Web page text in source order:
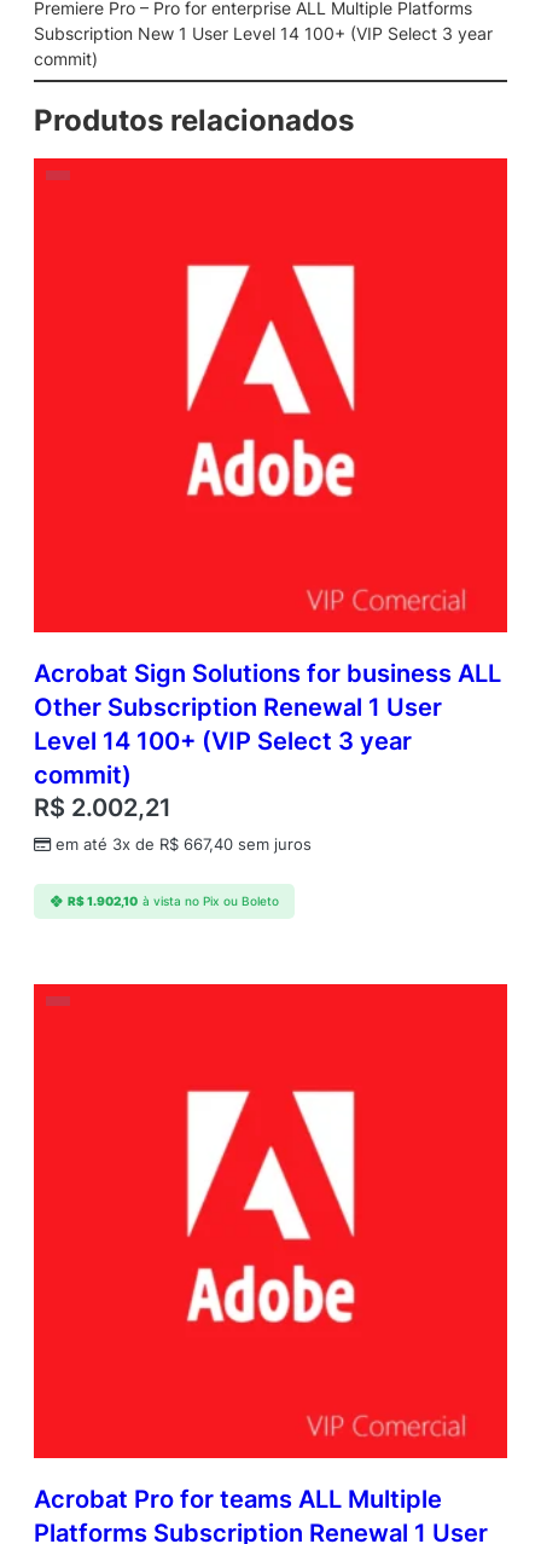
Premiere Pro – Pro for enterprise ALL Multiple Platforms
Subscription New 1 User Level 14 100+ (VIP Select 3 year
commit)
Produtos relacionados
Acrobat Sign Solutions for business ALL
Other Subscription Renewal 1 User
Level 14 100+ (VIP Select 3 year
commit)
R$ 2.002,21
em até 3x de R$ 667,40 sem juros
R$1.902,10 à vista no Pix ou Boleto
Acrobat Pro for teams ALL Multiple
Platforms Subscription Renewal 1 User